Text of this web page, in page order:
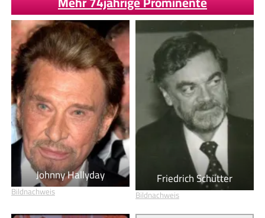
Johnny Hallyday
Bildnachweis
Friedrich Schütter
Bildnachweis